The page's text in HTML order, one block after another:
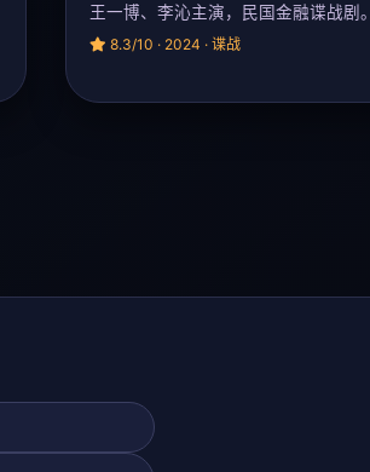
王一博、李沁主演，民国金融谍战剧。
8.3/10 · 2024 · 谍战